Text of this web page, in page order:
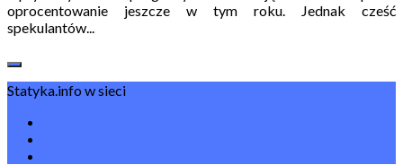
oprocentowanie jeszcze w tym roku. Jednak cześć
spekulantów...
Statyka.info w sieci